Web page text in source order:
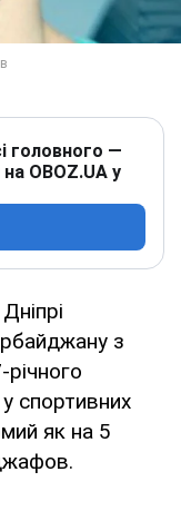
головного —
OBOZ.UA у
з
спортивних
як на 5